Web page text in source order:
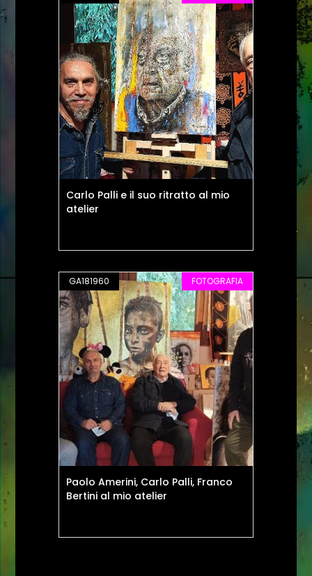
Carlo Palli e il suo ritratto al mio
atelier
GA181960 FOTOGRAFIA
Paolo Amerini, Carlo Palli, Franco
Bertini al mio atelier